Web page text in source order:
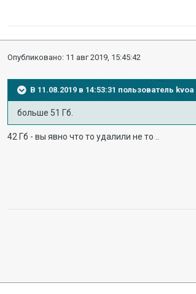
Опубликовано: 11 авг 2019, 15:45:42
В 11.08.2019 в 14:53:31 пользователь kvoa
больше 51 Гб
42 Гб - вы явно что то удалили не то ..